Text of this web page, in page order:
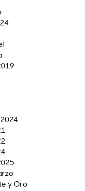
y Oro